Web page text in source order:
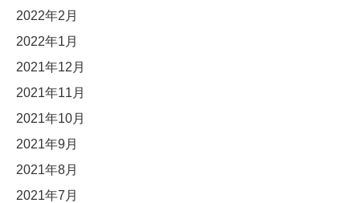
2022年2月
2022年1月
2021年12月
2021年11月
2021年10月
2021年9月
2021年8月
2021年7月